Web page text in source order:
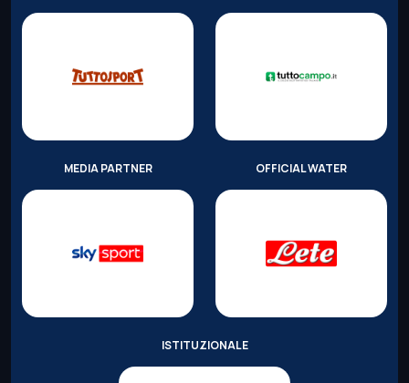
MEDIA PARTNER OFFICIAL WATER
ISTITUZIONALE